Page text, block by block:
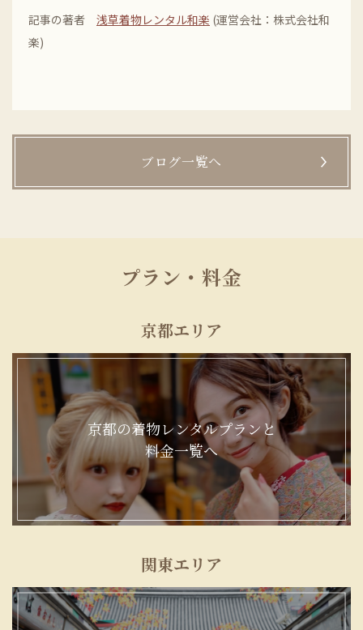
記事の著者 浅草着物レンタル和楽 (運営会社：株式会社和
楽)
ブログ一覧へ
プラン・料金
京都エリア
京都の着物レンタルプランと
料金一覧へ
関東エリア